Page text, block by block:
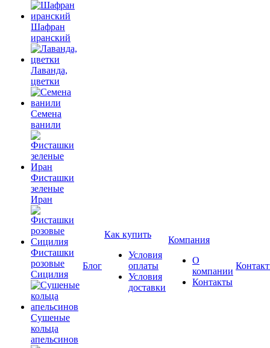
Шафран
иранский
Лаванда,
цветки
Семена
ванили
Фисташки
зеленые
Иран
Фисташки
розовые
Сицилия
Сушеные
кольца
апельсинов
Блог
Как купить
Условия
оплаты
Условия
доставки
Компания
О
компании
Контакты